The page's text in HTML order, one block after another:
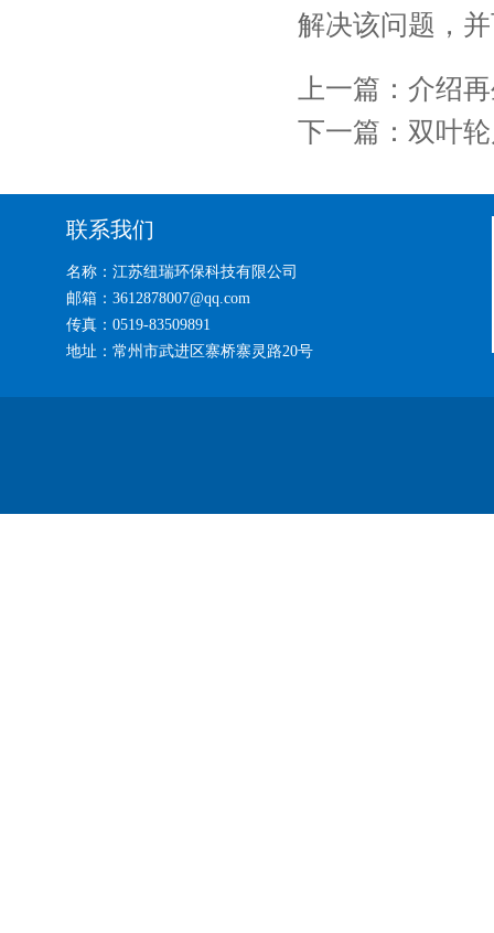
解决该问题，
上一篇： 介绍
下一篇： 双叶
联系我们
名称：江苏纽瑞环保科技有限公司
邮箱：3612878007@qq.com
传真：0519-83509891
地址：常州市武进区寨桥寨灵路20号